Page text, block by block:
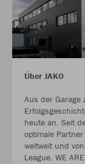
Über JAKO
Aus der Garage
heute an. Seit
optimale
weltweit und
League. WE